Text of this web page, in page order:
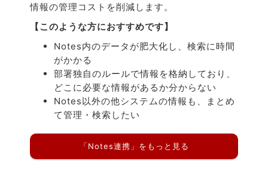
情報の管理コストを削減します。
【このような方におすすめです】
Notes内のデータが肥大化し、検索に時間
がかかる
部署独自のルールで情報を格納しており、
どこに必要な情報があるか分からない
Notes以外の他システムの情報も、まとめ
て管理・検索したい
「Notes連携」をもっと見る